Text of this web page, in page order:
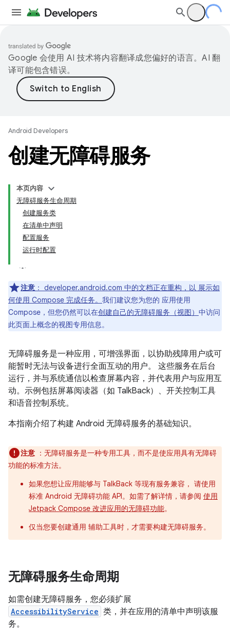
Google 会使用 AI 技术将内容翻译成您偏好的语言。AI 翻
译可能包含错误。
Android Developers
创建无障碍服务
本页内容
无障碍服务生命周期
创建服务类
在清单中声明
配置服务
运行时配置
注意 ：
developer.android.com 中的文档正在重构，以 展示如
何使用 Compose 完成任务。 我们建议您为您的 应用使用
Compose，但您仍然可以在创建自己的无障碍服务（视图） 中访问
此页面上概念的视图专用信息。
无障碍服务是一种应用，可增强界面，以协助残障用户或可
能暂时无法与设备进行全面互动的用户。 这些服务在后台
运行，并与系统通信以检查屏幕内容，并代表用户与应用互
动。示例包括屏幕阅读器（如 TalkBack）、开关控制工具
和语音控制系统。
本指南介绍了构建 Android 无障碍服务的基础知识。
注意 ：无障碍服务是一种专用工具，而不是使应用具有无障碍
功能的标准方法。
如果您想让应用能够与 TalkBack 等现有服务兼容， 请使用
标准 Android 无障碍功能 API。如需了解详情，请参阅 使用
Jetpack Compose 改进应用的无障碍功能。
仅当您要创建通用 辅助工具时，才需要构建无障碍服务。
无障碍服务生命周期
如需创建无障碍服务，您必须扩展
AccessibilityService 类，并在应用的清单中声明该服
务。